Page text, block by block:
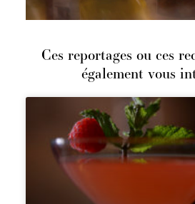
Ces reportages ou ces
également vous